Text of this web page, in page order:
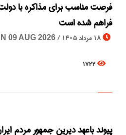
فرصت مناسب برای مذاکره با
فراهم شده ‌است
18 مرداد 1405 / 09 AUG 2026
1722
پیوند باعهد دیرین جمهور مردم